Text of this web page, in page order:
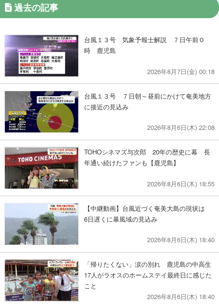
過去の記事
台風１３号 気象予報士解説 ７日午前０
時 鹿児島
2026年8月7日(金) 00:18
台風１３号 ７日朝～昼前にかけて奄美地方
に接近の見込み
2026年8月6日(木) 22:08
TOHOシネマズ与次郎 20年の歴史に幕 長
年通い続けたファンも【鹿児島】
2026年8月6日(木) 18:55
【中継動画】台風近づく奄美大島の現状は
6日遅くに暴風域の見込み
2026年8月6日(木) 18:40
「帰りたくない」涙の別れ 鹿児島の中高生
17人がラオスのホームステイ最終日に感じた
こと
2026年8月6日(木) 18:40